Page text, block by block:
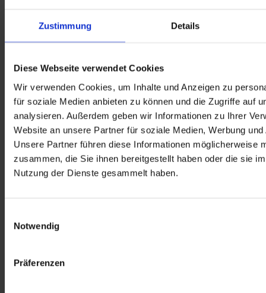
Zustimmung Details
Diese Webseite verwendet Cookies
Wir verwenden Cookies, um Inhalte und Anzeigen zu
für soziale Medien anbieten zu können und die Zugriffe auf
analysieren. Außerdem geben wir Informationen zu Ihrer
Website an unsere Partner für soziale Medien, Werbung
Unsere Partner führen diese Informationen möglicherweise
zusammen, die Sie ihnen bereitgestellt haben oder die sie
Nutzung der Dienste gesammelt haben.
Notwendig
Präferenzen
Nach schweren septischen Krankheitsverläufen oder längerer
körperliche und funktionelle Einschränkungen
deutlich geschwächt, weniger belastbar oder auf Unterstützung im
Alltag angewiesen.
Auf dieser Seite erwarten Sie